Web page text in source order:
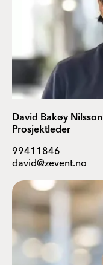
David Bakøy Nilsson
Prosjektleder
99411846
david@zevent.no